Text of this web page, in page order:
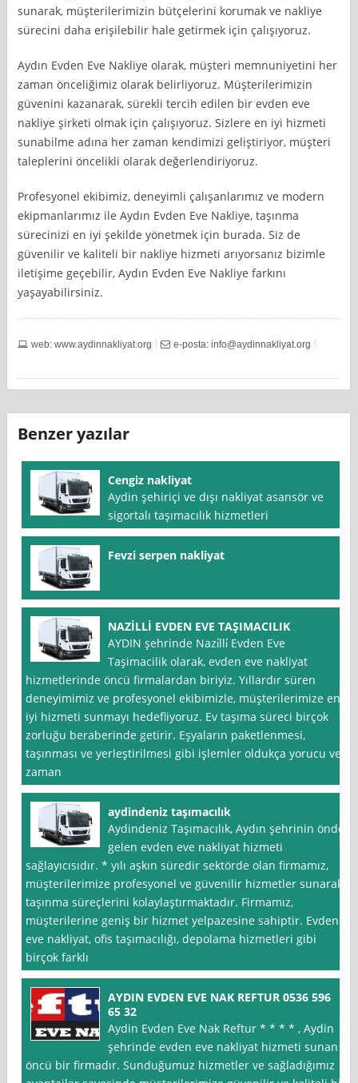
sunarak, müşterilerimizin bütçelerini korumak ve nakliye
sürecini daha erişilebilir hale getirmek için çalışıyoruz.
Aydın Evden Eve Nakliye olarak, müşteri memnuniyetini her
zaman önceliğimiz olarak belirliyoruz. Müşterilerimizin
güvenini kazanarak, sürekli tercih edilen bir evden eve
nakliye şirketi olmak için çalışıyoruz. Sizlere en iyi hizmeti
sunabilme adına her zaman kendimizi geliştiriyor, müşteri
taleplerini öncelikli olarak değerlendiriyoruz.
Profesyonel ekibimiz, deneyimli çalışanlarımız ve modern
ekipmanlarımız ile Aydın Evden Eve Nakliye, taşınma
sürecinizi en iyi şekilde yönetmek için burada. Siz de
güvenilir ve kaliteli bir nakliye hizmeti arıyorsanız bizimle
iletişime geçebilir, Aydın Evden Eve Nakliye farkını
yaşayabilirsiniz.
web: www.aydinnakliyat.org e-posta:info@aydinnakliyat.org
Benzer yazılar
Cengiz nakliyat
Aydin şehiriçi ve dışı nakliyat asansör ve
sigortalı taşımacılık hizmetleri
Fevzi serpen nakliyat
NAZİLLİ EVDEN EVE TAŞIMACILIK
AYDIN şehrinde Nazi̇lli̇ Evden Eve
Taşimacilik olarak, evden eve nakliyat
hizmetlerinde öncü firmalardan biriyiz. Yıllardır süren
deneyimimiz ve profesyonel ekibimizle, müşterilerimize en
iyi hizmeti sunmayı hedefliyoruz. Ev taşıma süreci birçok
zorluğu beraberinde getirir. Eşyaların paketlenmesi,
taşınması ve yerleştirilmesi gibi işlemler oldukça yorucu ve
zaman
aydindeniz taşımacılık
Aydindeniz Taşımacılık, Aydın şehrinin önde
gelen evden eve nakliyat hizmeti
sağlayıcısıdır. * yılı aşkın süredir sektörde olan firmamız,
müşterilerimize profesyonel ve güvenilir hizmetler sunarak
taşınma süreçlerini kolaylaştırmaktadır. Firmamız,
müşterilerine geniş bir hizmet yelpazesine sahiptir. Evden
eve nakliyat, ofis taşımacılığı, depolama hizmetleri gibi
birçok farklı
AYDIN EVDEN EVE NAK REFTUR 0536 596
65 32
Aydin Evden Eve Nak Reftur * * * * , Aydin
şehrinde evden eve nakliyat hizmeti sunan
öncü bir firmadır. Sunduğumuz hizmetler ve sağladığımız